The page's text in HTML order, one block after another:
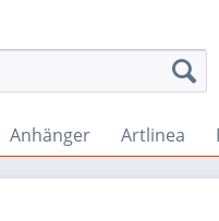
Anhänger Artlinea